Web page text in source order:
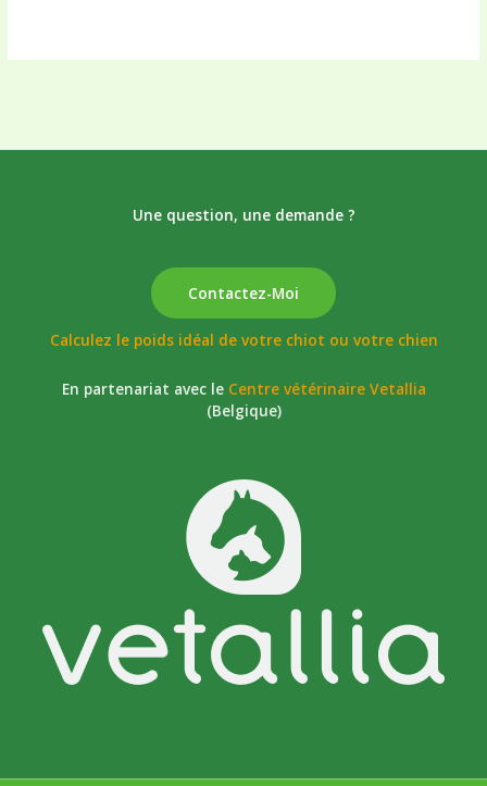
Une question, une demande ?
Contactez-Moi
Calculez le poids idéal de votre chiot ou votre chien
En partenariat avec le Centre vétérinaire Vetallia
(Belgique)